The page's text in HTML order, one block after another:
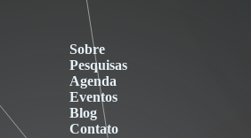
Sobre
Pesquisas
Agenda
Eventos
Blog
Contato